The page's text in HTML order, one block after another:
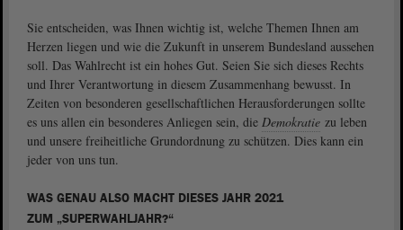
Sie entscheiden, was Ihnen wichtig ist, welche Themen Ihnen am
Herzen liegen und wie die Zukunft in unserem Bundesland aussehen
soll. Das Wahlrecht ist ein hohes Gut. Seien Sie sich dieses Rechts
und Ihrer Verantwortung in diesem Zusammenhang bewusst. In
Zeiten von besonderen gesellschaftlichen Herausforderungen sollte
es uns allen ein besonderes Anliegen sein, die Demokratie zu leben
und unsere freiheitliche Grundordnung zu schützen. Dies kann ein
jeder von uns tun.
WAS GENAU ALSO MACHT DIESES JAHR 2021
ZUM „SUPERWAHLJAHR?“